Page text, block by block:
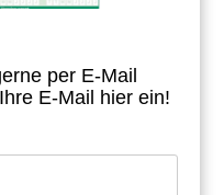
per E-Mail
E-Mail hier ein!